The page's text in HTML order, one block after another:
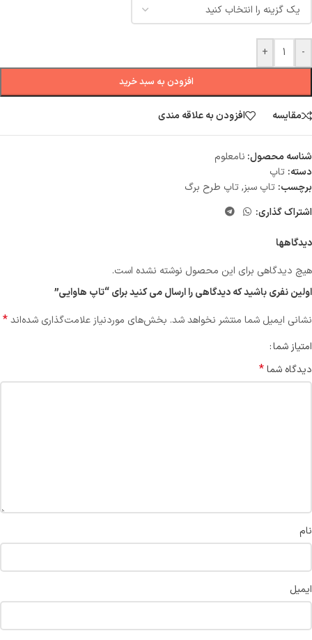
-
+
افزودن به سبد خرید
مقایسه افزودن به علاقه مندی
شناسه محصول: نامعلوم
دسته: تاپ
برچسب: تاپ سبز,تاپ طرح برگ
اشتراک گذاری:
دیدگاهها
هیچ دیدگاهی برای این محصول نوشته نشده است.
اولین نفری باشید که دیدگاهی را ارسال می کنید برای “تاپ هاوايي”
نشانی ایمیل شما منتشر نخواهد شد. بخش‌های موردنیاز علامت‌گذاری شده‌اند*
امتیاز شما
دیدگاه شما*
نام
ایمیل